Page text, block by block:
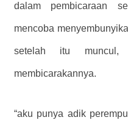
dalam pembicaraan
mencoba
setelah itu muncul,
membicarakannya.
“aku punya adik